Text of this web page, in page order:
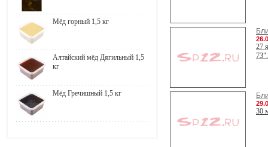
27
30
Мёд горный 1,5 кг
Алтайский мёд Дягильный 1,5
кг
Мёд Гречишный 1,5 кг